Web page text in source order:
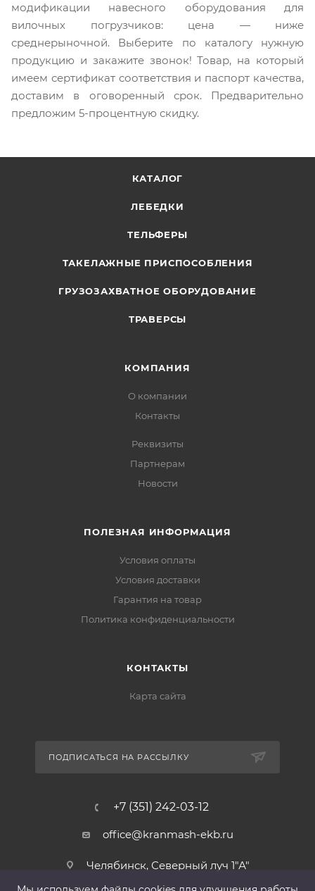
модификации навесного оборудования для
вилочных погрузчиков: цена — ниже
среднерыночной. Выберите по каталогу нужную
продукцию и закажите звонок! Товар, на который
имеем сертификат соответствия и паспорт качества,
доставим в оговоренный срок. Предварительно
предложим 5-процентную скидку.
КАТАЛОГ
ЛЕБЕДКИ
ТЕЛЬФЕРЫ
ТАКЕЛАЖНЫЕ ПРИСПОСОБЛЕНИЯ
ГРУЗОЗАХВАТНОЕ ОБОРУДОВАНИЕ
ТРАВЕРСЫ
КОМПАНИЯ
О компании
Контакты
Реквизиты
Партнерам
Новости
ПОЛЕЗНАЯ ИНФОРМАЦИЯ
Условия оплаты
Условия доставки
Гарантия на товар
Политика конфиденциальности
КОНТАКТЫ
Карта сайта
ПОДПИСАТЬСЯ НА РАССЫЛКУ
+7 (351) 242-03-12
office@kranmash-ekb.ru
Челябинск, Северный луч 1"А"